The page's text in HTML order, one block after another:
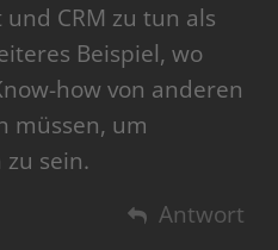
CRM zu tun als
Beispiel, wo
how von anderen
müssen, um
sein.
Antwort